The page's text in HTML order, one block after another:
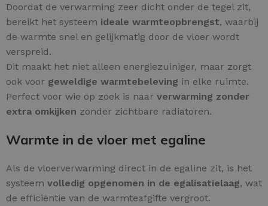
Doordat de verwarming zeer dicht onder de tegel zit,
bereikt het systeem ideale warmteopbrengst, waarbij
de warmte snel en gelijkmatig door de vloer wordt
verspreid.
Dit maakt het niet alleen energiezuiniger, maar zorgt
ook voor geweldige warmtebeleving in elke ruimte.
Perfect voor wie op zoek is naar verwarming zonder
extra omkijken zonder zichtbare radiatoren.
Warmte in de vloer met egaline
Als de vloerverwarming direct in de egaline zit, is het
systeem volledig opgenomen in de egalisatielaag, wat
de efficiëntie van de warmteafgifte vergroot.